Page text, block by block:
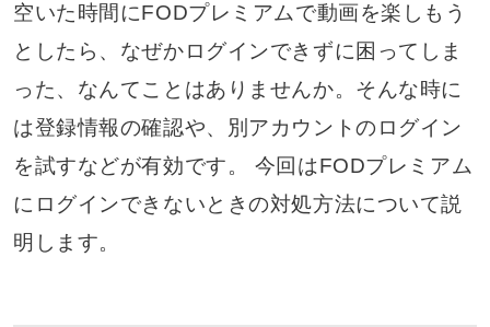
空いた時間にFODプレミアムで動画を楽しもう
としたら、なぜかログインできずに困ってしま
った、なんてことはありませんか。そんな時に
は登録情報の確認や、別アカウントのログイン
を試すなどが有効です。 今回はFODプレミアム
にログインできないときの対処方法について説
明します。